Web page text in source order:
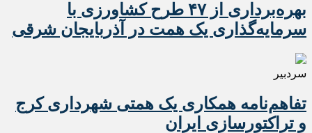
بهره‌برداری از ۴۷ طرح کشاورزی با
سرمایه‌گذاری یک همت در آذربایجان شرقی
سردبیر
تفاهم‌نامه همکاری یک همتی شهرداری کرج
و تراکتورسازی ایران